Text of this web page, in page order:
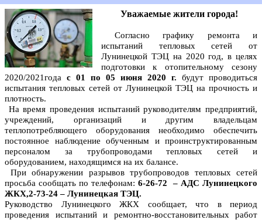
Уважаемые жители города!
Согласно графику ремонта и
испытаний тепловых сетей от
Лунинецкой ТЭЦ на 2020 год, в целях
подготовки к отопительному сезону
2020/2021года с 01 по 05 июня 2020 г. будут проводиться
испытания тепловых сетей от Лунинецкой ТЭЦ на прочность и
плотность.
На время проведения испытаний руководителям предприятий,
учреждений, организаций и другим владельцам
теплопотребляющего оборудования необходимо обеспечить
постоянное наблюдение обученным и проинструктированным
персоналом за трубопроводами тепловых сетей и
оборудованием, находящимся на их балансе.
При обнаружении разрывов трубопроводов тепловых сетей
просьба сообщать по телефонам: 6-26-72 – АДС Лунинецкого
ЖКХ,2-73-24 – Лунинецкая ТЭЦ.
Руководство Лунинецкого ЖКХ сообщает, что в период
проведения испытаний и ремонтно-восстановительных работ